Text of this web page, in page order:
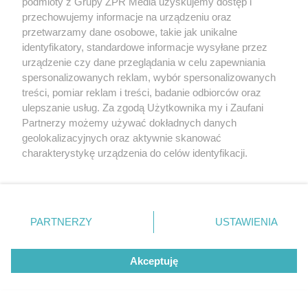
najwięcej punktów?
Challenger ATP w Kozerkach.
Polski tenisista odpadł z
turnieju
przechowujemy informacje na urządzeniu oraz
przetwarzamy dane osobowe, takie jak unikalne
identyfikatory, standardowe informacje wysyłane przez
urządzenie czy dane przeglądania w celu zapewniania
spersonalizowanych reklam, wybór spersonalizowanych
treści, pomiar reklam i treści, badanie odbiorców oraz
ulepszanie usług. Za zgodą Użytkownika my i Zaufani
Partnerzy możemy używać dokładnych danych
geolokalizacyjnych oraz aktywnie skanować
charakterystykę urządzenia do celów identyfikacji.
zmienić/wycofać klikając przycisk ustawień prywatności
znajdujący się w lewym dolnym rogu strony
rodzaje przetwarzania danych nie wymagają zgody
użytkownika, ale masz prawo sprzeciwić się takiemu
przetwarzaniu. Preferencje będą miały zastosowanie tylko
PARTNERZY USTAWIENIA
Akceptuję